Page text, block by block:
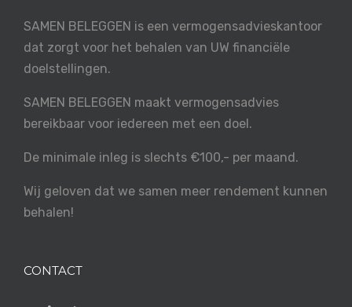
SAMEN BELEGGEN is een vermogensadvieskantoor
dat zorgt voor het behalen van UW financiële
doelstellingen.
SAMEN BELEGGEN maakt vermogensadvies
bereikbaar voor iedereen met een doel.
De minimale inleg is slechts €100,- per maand.
Wij geloven dat we samen meer rendement kunnen
behalen!
CONTACT